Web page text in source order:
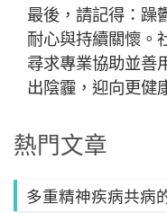
最後，請記得：躁
耐心與持續關懷。
尋求專業協助並善
出陰霾，迎向更健
熱門文章
多重精神疾病共病